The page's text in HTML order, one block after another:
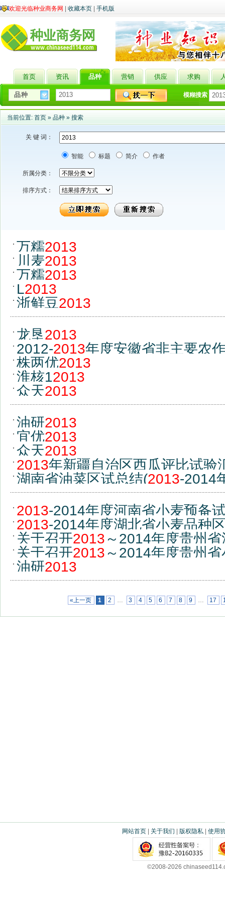
欢迎光临种业商务网 收藏本页 手机版
首页 资讯 品种 营销 供应 求购
模糊搜索
当前位置: 首页 » 品种 » 搜索
关 键 词：
智能 标题 简介 作者
所属分类：
排序方式：
万糯2013
川麦2013
万糯2013
L2013
浙鲜豆2013
龙垦2013
2012-2013年度安徽省非主要农
公告（三）
株两优2013
淮核12013
众天2013
油研2013
宜优2013
众天2013
2013年新疆自治区西瓜评比试验
湖南省油菜区试总结(2013-2014
2013-2014年度河南省小麦预备
2013-2014年度湖北省小麦品种
关于召开2013～2014年度贵州
知
关于召开2013～2014年度贵州
知
油研2013
«上一页 1 2 … 3 4 5 6 7 8 9 … 17
网站首页 关于我们 |版权隐私 |使用
©2008-2026